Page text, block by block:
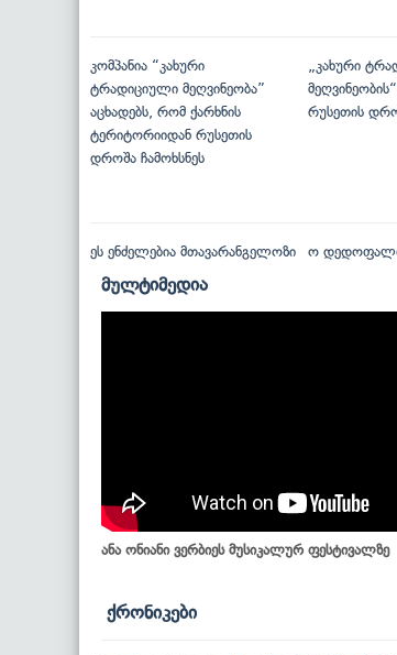
კომპანია “კახური
ტრადიციული მეღვინეობა”
აცხადებს, რომ ქარხნის
ტერიტორიიდან რუსეთის
დროშა ჩამოხსნეს
„კახური
რუსეთის
ეს ენძელებია მთავარანგელოზი ო
მულტიმედია
ანა ონიანი ვერბიეს მუსიკალურ ფესტივალზე
ქრონიკები